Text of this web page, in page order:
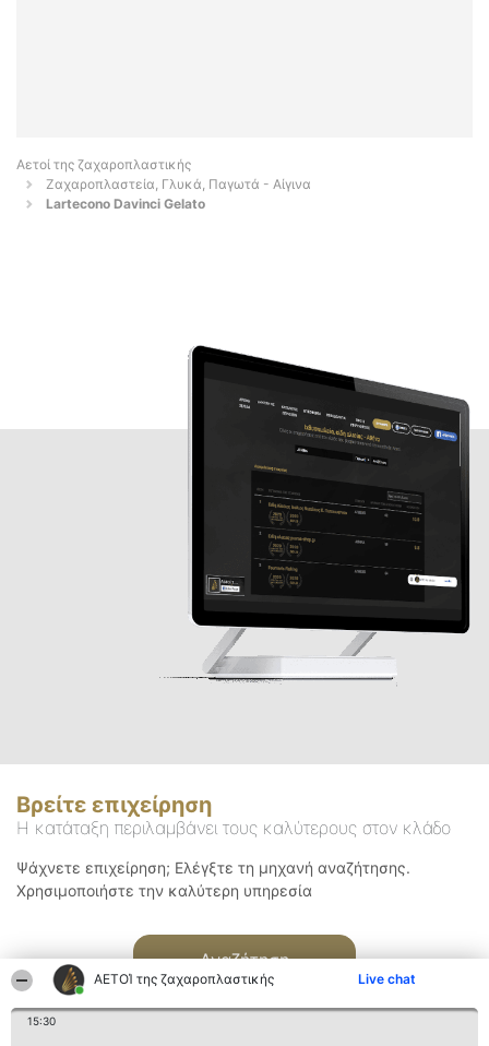
ΑΕΤΟΊ της ζαχαροπλαστικής Live chat
15:30
Αετοί της ζαχαροπλαστικής
Ζαχαροπλαστεία, Γλυκά, Παγωτά - Αίγινα
Lartecono Davinci Gelato
Βρείτε επιχείρηση
Η κατάταξη περιλαμβάνει τους καλύτερους στον κλάδο
Ψάχνετε επιχείρηση; Ελέγξτε τη μηχανή αναζήτησης.
Χρησιμοποιήστε την καλύτερη υπηρεσία
Αναζήτηση